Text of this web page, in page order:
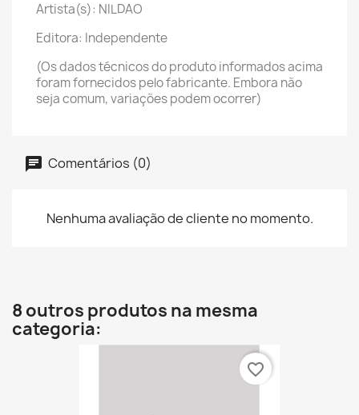
Artista(s): NILDAO
Editora: Independente
(Os dados técnicos do produto informados acima
foram fornecidos pelo fabricante. Embora não
seja comum, variações podem ocorrer)
Comentários (0)
Nenhuma avaliação de cliente no momento.
8 outros produtos na mesma
categoria:
favorite_border